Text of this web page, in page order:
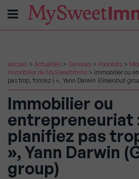
Accueil > Actualités > Services > Podcasts >
immobilier de MySweetImmo > Immobilier ou
pas trop, foncez ! », Yann Darwin (Greenbull
Immobilier ou
entrepreneuriat
planifiez pas
», Yann Darwin
group)